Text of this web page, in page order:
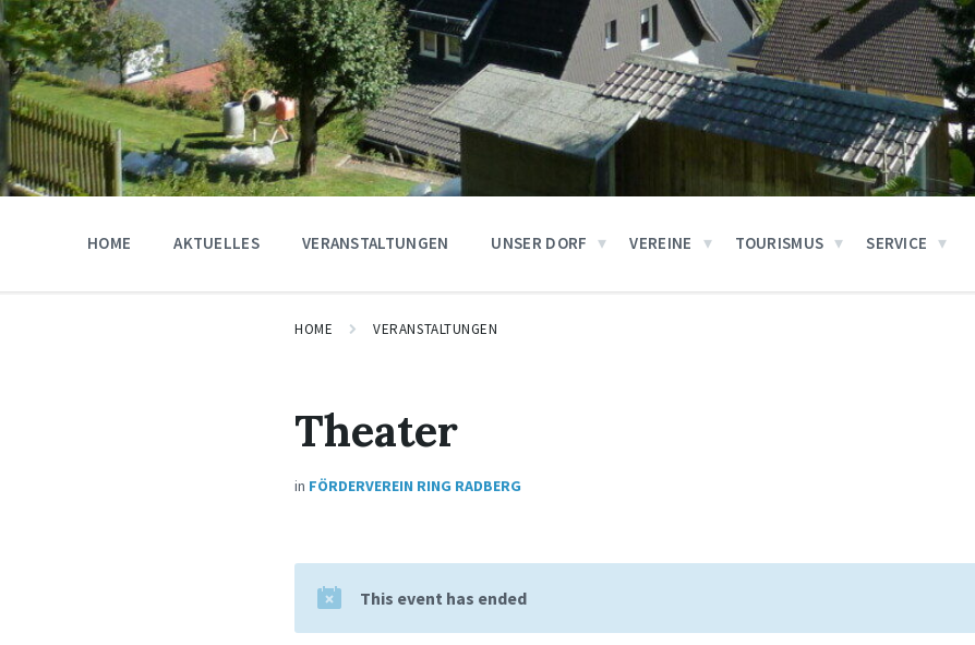
HOME AKTUELLES VERANSTALTUNGEN UNSER DORF VEREINE TOURISMUS SERVICE
HOME VERANSTALTUNGEN
Theater
in FÖRDERVEREIN RING RADBERG
This event has ended